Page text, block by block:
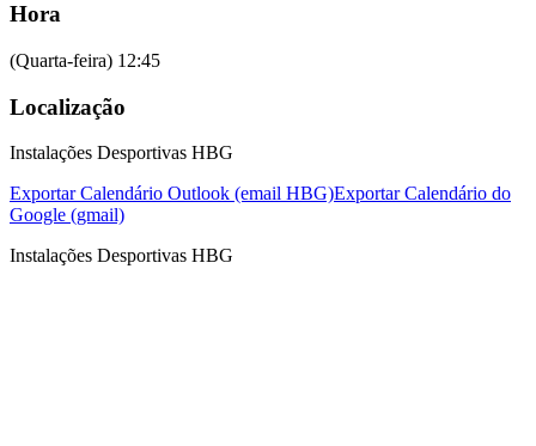
Hora
(Quarta-feira) 12:45
Localização
Instalações Desportivas HBG
Exportar Calendário Outlook (email HBG)Exportar Calendário do
Google (gmail)
Instalações Desportivas HBG